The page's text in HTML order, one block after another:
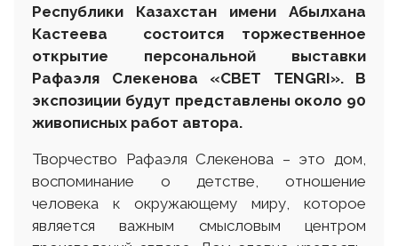
Республики Казахстан имени Абылхана
Кастеева состоится торжественное
открытие персональной выставки
Рафаэля Слекенова «СВЕТ TENGRI».
В
экспозиции будут представлены около 90
живописных работ автора.
Творчество Рафаэля Слекенова – это дом,
воспоминание о детстве, отношение
человека к окружающему миру, которое
является важным смысловым центром